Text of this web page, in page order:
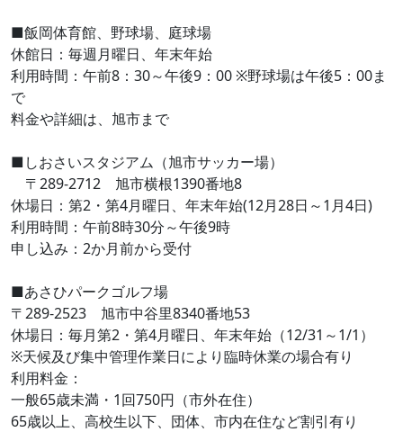
■飯岡体育館、野球場、庭球場
休館日：毎週月曜日、年末年始
利用時間：午前8：30～午後9：00 ※野球場は午後5：00ま
で
料金や詳細は、旭市まで
■しおさいスタジアム（旭市サッカー場）
〒289-2712 旭市横根1390番地8
休場日：第2・第4月曜日、年末年始(12月28日～1月4日)
利用時間：午前8時30分～午後9時
申し込み：2か月前から受付
■あさひパークゴルフ場
〒289-2523 旭市中谷里8340番地53
休場日：毎月第2・第4月曜日、年末年始（12/31～1/1）
※天候及び集中管理作業日により臨時休業の場合有り
利用料金：
一般65歳未満・1回750円（市外在住）
65歳以上、高校生以下、団体、市内在住など割引有り